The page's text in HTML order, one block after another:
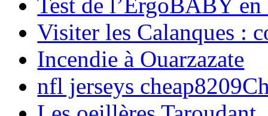
Visiter les Calanques :
Incendie à Ouarzazate
nfl jerseys